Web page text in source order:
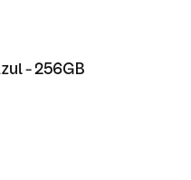
- 256GB